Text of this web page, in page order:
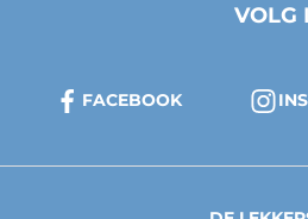
VOLG
FACEBOOK